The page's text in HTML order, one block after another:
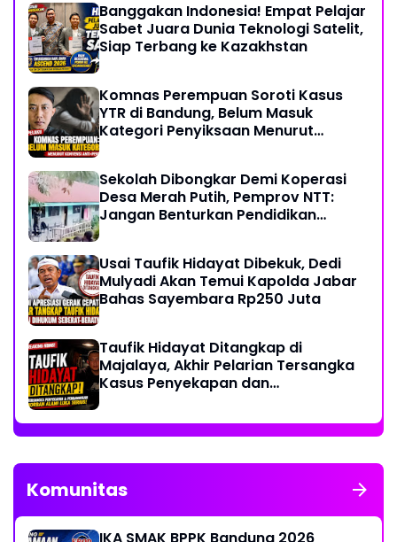
Banggakan Indonesia! Empat Pelajar
Sabet Juara Dunia Teknologi Satelit,
Siap Terbang ke Kazakhstan
Komnas Perempuan Soroti Kasus
YTR di Bandung, Belum Masuk
Kategori Penyiksaan Menurut
Sekolah Dibongkar Demi Koperasi
Desa Merah Putih, Pemprov NTT:
Jangan Benturkan Pendidikan
Usai Taufik Hidayat Dibekuk, Dedi
Mulyadi Akan Temui Kapolda Jabar
Bahas Sayembara Rp250 Juta
Taufik Hidayat Ditangkap di
Majalaya, Akhir Pelarian Tersangka
Kasus Penyekapan dan
Komunitas